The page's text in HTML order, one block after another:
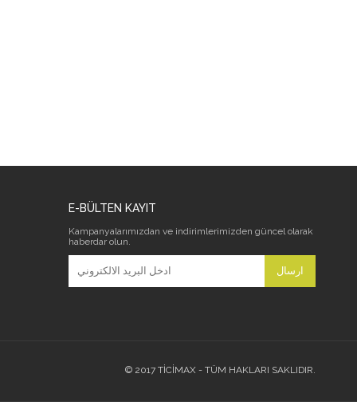
E-BÜLTEN KAYIT
Kampanyalarımızdan ve indirimlerimizden güncel olarak
haberdar olun.
ارسال
© 2017 TİCİMAX - TÜM HAKLARI SAKLIDIR.